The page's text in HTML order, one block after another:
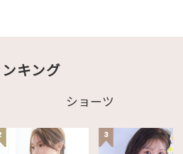
キング
ショーツ
3